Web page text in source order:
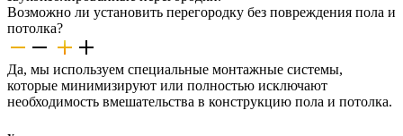
Возможно ли установить перегородку без повреждения пола и
потолка?
Да, мы используем специальные монтажные системы,
которые минимизируют или полностью исключают
необходимость вмешательства в конструкцию пола и потолка.